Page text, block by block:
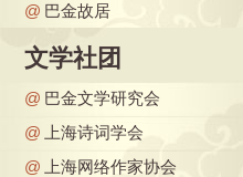
@ 巴金故居
文学社团
@ 巴金文学研究会
@
上海诗词学会
@
上海网络作家协会